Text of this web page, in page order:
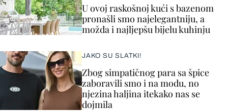
U ovoj raskošnoj kući s bazenom
pronašli smo najelegantniju, a
možda i najljepšu bijelu kuhinju
JAKO SU SLATKI!
Zbog simpatičnog para sa špice
zaboravili smo i na modu, no
njezina haljina itekako nas se
dojmila